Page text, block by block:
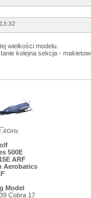
wielkości modelu.
kolejna sekcja -
500E
ARF
Aerobatics
Model
Cobra 17